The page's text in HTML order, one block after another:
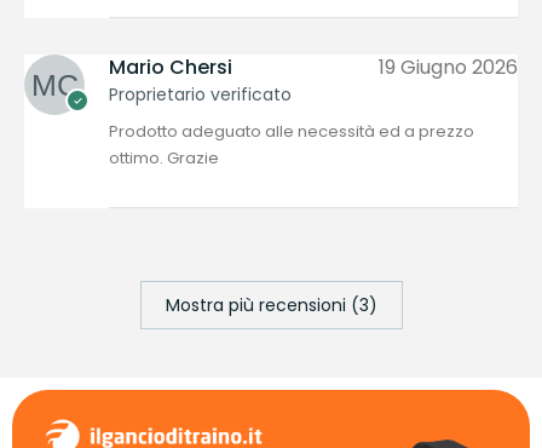
Mario Chersi
Proprietario verificato
19 Giugno 2026
Prodotto adeguato alle necessità ed a prezzo
ottimo. Grazie
Mostra più recensioni (3)